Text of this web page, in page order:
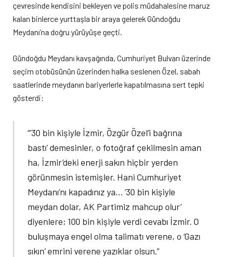
çevresinde kendisini bekleyen ve polis müdahalesine maruz
kalan binlerce yurttaşla bir araya gelerek Gündoğdu
Meydanı’na doğru yürüyüşe geçti.
Gündoğdu Meydanı kavşağında, Cumhuriyet Bulvarı üzerinde
seçim otobüsünün üzerinden halka seslenen Özel, sabah
saatlerinde meydanın bariyerlerle kapatılmasına sert tepki
gösterdi:
“’30 bin kişiyle İzmir, Özgür Özel’i bağrına
bastı’ demesinler, o fotoğraf çekilmesin aman
ha, İzmir’deki enerji sakın hiçbir yerden
görünmesin istemişler. Hani Cumhuriyet
Meydanı’nı kapadınız ya… ‘30 bin kişiyle
meydan dolar, AK Partimiz mahcup olur’
diyenlere; 100 bin kişiyle verdi cevabı İzmir. O
buluşmaya engel olma talimatı verene, o ‘Gazı
sıkın’ emrini verene yazıklar olsun.”